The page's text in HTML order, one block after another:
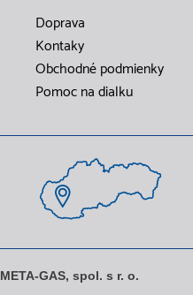
Doprava
Kontaky
Obchodné podmienky
Pomoc na dialku
META-GAS, spol. s r. o.